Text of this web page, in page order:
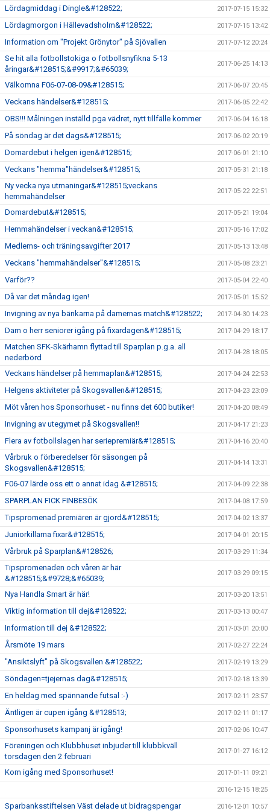
Lördagmiddag i Dingle&#128522; 2017-07-15 15:32
Lördagmorgon i Hällevadsholm&#128522; 2017-07-15 13:42
Information om "Projekt Grönytor" på Sjövallen 2017-07-12 20:24
Se hit alla fotbollstokiga o fotbollsnyfikna 5-13
åringar&#128515;&#9917;&#65039;
2017-06-25 14:13
Välkomna F06-07-08-09&#128515; 2017-06-07 20:45
Veckans händelser&#128515; 2017-06-05 22:42
OBS!!! Målningen inställd pga vädret, nytt tillfälle kommer 2017-06-04 16:18
På söndag är det dags&#128515; 2017-06-02 20:19
Domardebut i helgen igen&#128515; 2017-06-01 21:10
Veckans "hemma"händelser&#128515; 2017-05-31 21:18
Ny vecka nya utmaningar&#128515;veckans
hemmahändelser
2017-05-22 22:51
Domardebut&#128515; 2017-05-21 19:04
Hemmahändelser i veckan&#128515; 2017-05-16 17:02
Medlems- och träningsavgifter 2017 2017-05-13 13:48
Veckans "hemmahändelser"&#128515; 2017-05-08 23:21
Varför?? 2017-05-04 22:40
Då var det måndag igen! 2017-05-01 15:52
Invigning av nya bänkarna på damernas match&#128522; 2017-04-30 14:23
Dam o herr seniorer igång på fixardagen&#128515; 2017-04-29 18:17
Matchen SFK-Skärhamn flyttad till Sparplan p.g.a. all
nederbörd
2017-04-28 18:05
Veckans händelser på hemmaplan&#128515; 2017-04-24 22:53
Helgens aktiviteter på Skogsvallen&#128515; 2017-04-23 23:09
Möt våren hos Sponsorhuset - nu finns det 600 butiker! 2017-04-20 08:49
Invigning av utegymet på Skogsvallen!! 2017-04-17 21:23
Flera av fotbollslagen har seriepremiär&#128515; 2017-04-16 20:40
Vårbruk o förberedelser för säsongen på
Skogsvallen&#128515;
2017-04-14 13:31
F06-07 lärde oss ett o annat idag &#128515; 2017-04-09 22:38
SPARPLAN FICK FINBESÖK 2017-04-08 17:59
Tipspromenad premiären är gjord&#128515; 2017-04-02 13:37
Juniorkillarna fixar&#128515; 2017-04-01 20:15
Vårbruk på Sparplan&#128526; 2017-03-29 11:34
Tipspromenaden och våren är här
&#128515;&#9728;&#65039;
2017-03-29 09:15
Nya Handla Smart är här! 2017-03-20 13:51
Viktig information till dej&#128522; 2017-03-13 00:47
Information till dej &#128522; 2017-03-01 20:00
Årsmöte 19 mars 2017-02-27 22:24
"Ansiktslyft" på Skogsvallen &#128522; 2017-02-19 13:29
Söndagen=tjejernas dag&#128515; 2017-02-18 13:39
En heldag med spännande futsal :-) 2017-02-11 23:57
Äntligen är cupen igång &#128513; 2017-02-11 01:17
Sponsorhusets kampanj är igång! 2017-02-06 10:47
Föreningen och Klubbhuset inbjuder till klubbkväll
torsdagen den 2 februari
2017-01-27 16:12
Kom igång med Sponsorhuset! 2017-01-11 09:21
2016-12-15 18:25
Sparbanksstiftelsen Väst delade ut bidragspengar 2016-12-01 10:57